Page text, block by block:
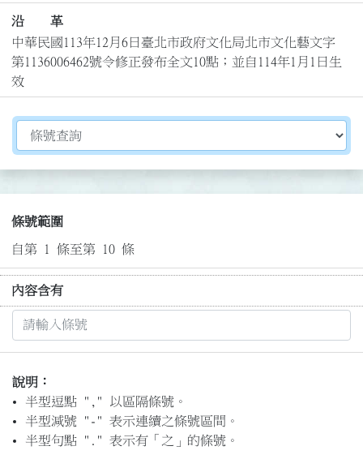
沿 革
中華民國113年12月6日臺北市政府文化局北市文化藝文字
第1136006462號令修正發布全文10點；並自114年1月1日生
效
切換選擇法規資訊內容
條號範圍
自第 1 條至第 10 條
內容含有
說明：
半型逗點 "," 以區隔條號。
半型減號 "-" 表示連續之條號區間。
半型句點 "." 表示有「之」的條號。